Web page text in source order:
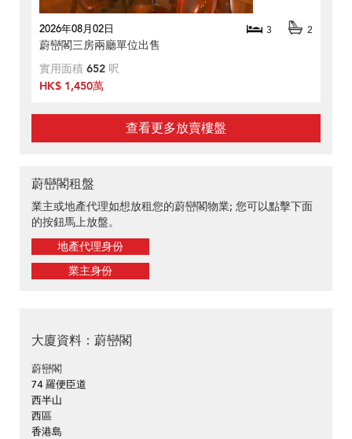
2026年08月02日 3 2
蔚巒閣三房兩廳單位出售
實用面積 652 呎
HK$ 1,450萬
查看更多放賣樓盤
蔚巒閣租盤
業主或地產代理如想放租您的蔚巒閣物業; 您可以點擊下面
的按鈕馬上放盤。
地產代理身份
業主身份
大廈資料：蔚巒閣
蔚巒閣
74 羅便臣道
西半山
西區
香港島